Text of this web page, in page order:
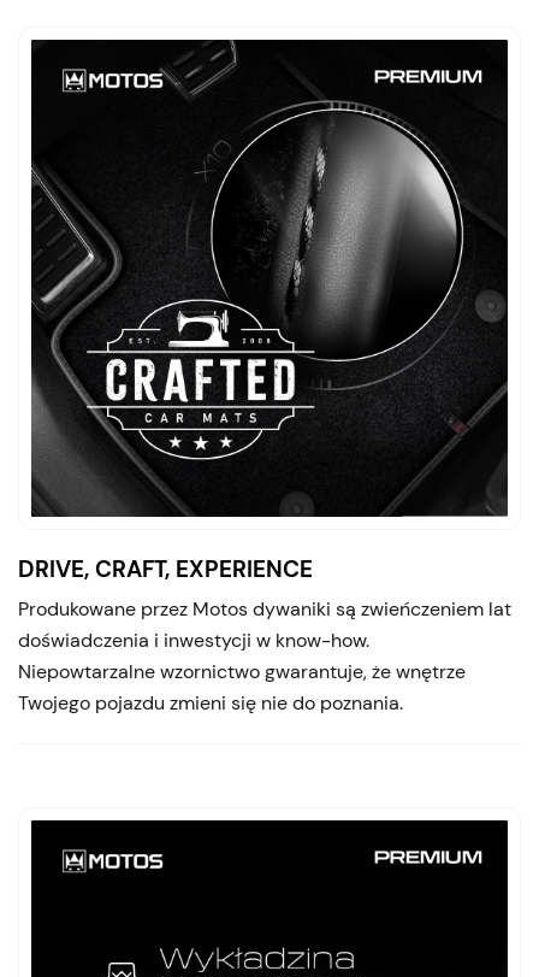
DRIVE, CRAFT, EXPERIENCE
Produkowane przez Motos dywaniki są zwieńczeniem lat
doświadczenia i inwestycji w know-how.
Niepowtarzalne wzornictwo gwarantuje, że wnętrze
Twojego pojazdu zmieni się nie do poznania.